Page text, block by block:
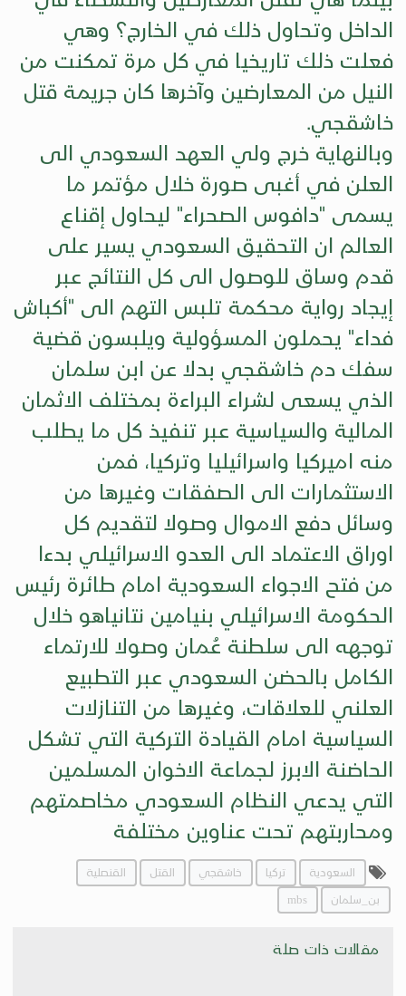
الداخل وتحاول ذلك في الخارج؟ وهي
فعلت ذلك تاريخيا في كل مرة تمكنت من
النيل من المعارضين وآخرها كان جريمة قتل
خاشقجي.
وبالنهاية خرج ولي العهد السعودي الى
العلن في أغبى صورة خلال مؤتمر ما
يسمى "دافوس الصحراء" ليحاول إقناع
العالم ان التحقيق السعودي يسير على
قدم وساق للوصول الى كل النتائج عبر
إيجاد رواية محكمة تلبس التهم الى "أكباش
فداء" يحملون المسؤولية ويلبسون قضية
سفك دم خاشقجي بدلا عن ابن سلمان
الذي يسعى لشراء البراءة بمختلف الاثمان
المالية والسياسية عبر تنفيذ كل ما يطلب
منه اميركيا واسرائيليا وتركيا، فمن
الاستثمارات الى الصفقات وغيرها من
وسائل دفع الاموال وصولا لتقديم كل
اوراق الاعتماد الى العدو الاسرائيلي بدءا
من فتح الاجواء السعودية امام طائرة رئيس
الحكومة الاسرائيلي بنيامين نتانياهو خلال
توجهه الى سلطنة عُمان وصولا للارتماء
الكامل بالحضن السعودي عبر التطبيع
العلني للعلاقات، وغيرها من التنازلات
السياسية امام القيادة التركية التي تشكل
الحاضنة الابرز لجماعة الاخوان المسلمين
التي يدعي النظام السعودي مخاصمتهم
ومحاربتهم تحت عناوين مختلفة
السعودية تركيا خاشقجي القتل
القنصلية
بن_سلمان
mbs
مقالات ذات صلة